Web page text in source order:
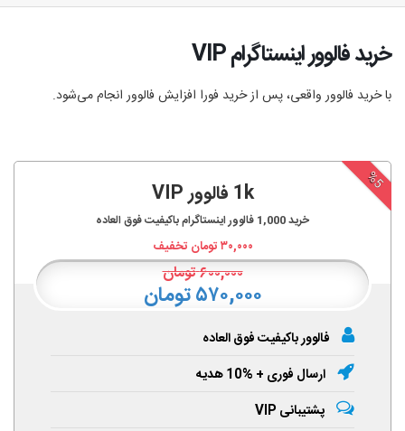
خرید فالوور اینستاگرام VIP
با خرید فالوور واقعی، پس از خرید فورا افزایش فالوور انجام‌ می‌شود.
%5 1k فالوور VIP
خرید1,000 فالوور اینستاگرام باکیفیت فوق العاده
۳۰,۰۰۰تومان تخفیف
۶۰۰,۰۰۰تومان
۵۷۰,۰۰۰ تومان
فالوور باکیفیت فوق العاده
ارسال فوری + %10 هدیه
پشتیبانی VIP